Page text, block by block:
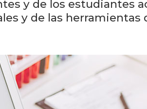
y de los estudiantes
y de las